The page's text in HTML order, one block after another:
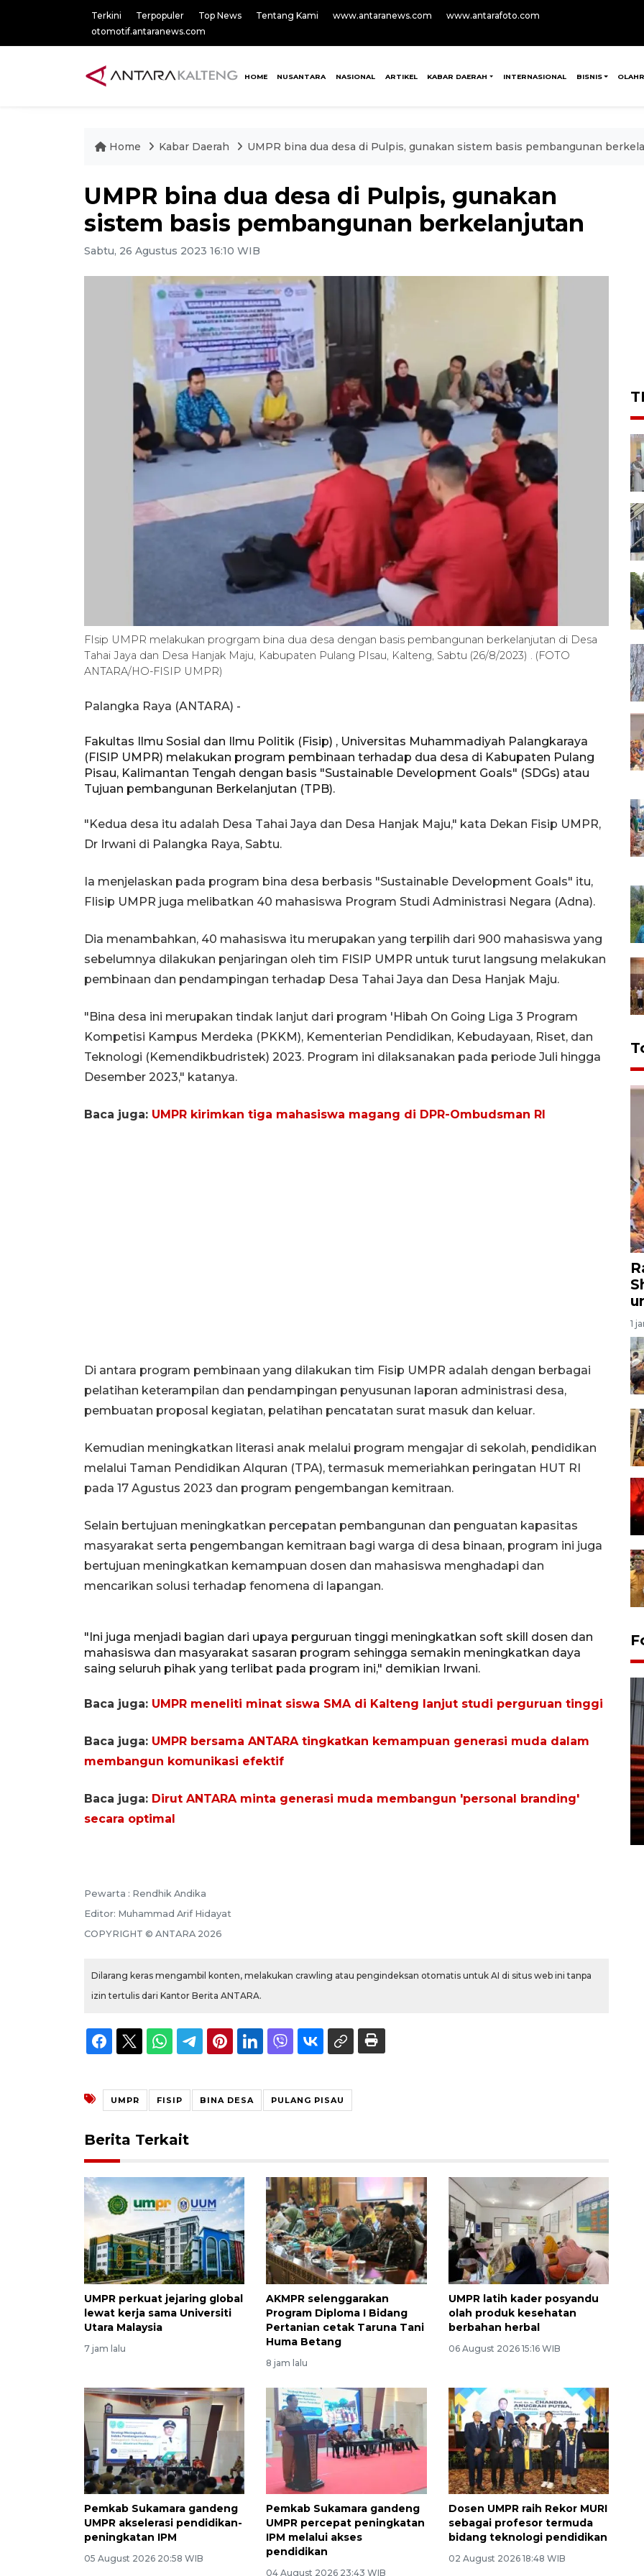
Terkini Terpopuler Top News Tentang Kami www.antaranews.com
www.antarafoto.com
otomotif.antaranews.com
HOME NUSANTARA NASIONAL ARTIKEL KABAR DAERAH INTERNASIONAL BISNIS
Home Kabar Daerah UMPR bina dua desa di Pulpis, gunakan sistem basis pembangunan
UMPR bina dua desa di Pulpis, gunakan
sistem basis pembangunan berkelanjutan
Sabtu, 26 Agustus 2023 16:10 WIB
FIsip UMPR melakukan progrgam bina dua desa dengan basis pembangunan berkelanjutan di Desa
Tahai Jaya dan Desa Hanjak Maju, Kabupaten Pulang PIsau, Kalteng, Sabtu (26/8/2023) . (FOTO
ANTARA/HO-FISIP UMPR)
Palangka Raya (ANTARA) -
Fakultas Ilmu Sosial dan Ilmu Politik (Fisip) , Universitas Muhammadiyah Palangkaraya
(FISIP UMPR) melakukan program pembinaan terhadap dua desa di Kabupaten Pulang
Pisau, Kalimantan Tengah dengan basis "Sustainable Development Goals" (SDGs) atau
Tujuan pembangunan Berkelanjutan (TPB).
"Kedua desa itu adalah Desa Tahai Jaya dan Desa Hanjak Maju," kata Dekan Fisip UMPR,
Dr Irwani di Palangka Raya, Sabtu.
Ia menjelaskan pada program bina desa berbasis "Sustainable Development Goals" itu,
FIisip UMPR juga melibatkan 40 mahasiswa Program Studi Administrasi Negara (Adna).
Dia menambahkan, 40 mahasiswa itu merupakan yang terpilih dari 900 mahasiswa yang
sebelumnya dilakukan penjaringan oleh tim FISIP UMPR untuk turut langsung melakukan
pembinaan dan pendampingan terhadap Desa Tahai Jaya dan Desa Hanjak Maju.
"Bina desa ini merupakan tindak lanjut dari program 'Hibah On Going Liga 3 Program
Kompetisi Kampus Merdeka (PKKM), Kementerian Pendidikan, Kebudayaan, Riset, dan
Teknologi (Kemendikbudristek) 2023. Program ini dilaksanakan pada periode Juli hingga
Desember 2023," katanya.
Baca juga: UMPR kirimkan tiga mahasiswa magang di DPR-Ombudsman RI
Di antara program pembinaan yang dilakukan tim Fisip UMPR adalah dengan berbagai
pelatihan keterampilan dan pendampingan penyusunan laporan administrasi desa,
pembuatan proposal kegiatan, pelatihan pencatatan surat masuk dan keluar.
Kemudian meningkatkan literasi anak melalui program mengajar di sekolah, pendidikan
melalui Taman Pendidikan Alquran (TPA), termasuk memeriahkan peringatan HUT RI
pada 17 Agustus 2023 dan program pengembangan kemitraan.
Selain bertujuan meningkatkan percepatan pembangunan dan penguatan kapasitas
masyarakat serta pengembangan kemitraan bagi warga di desa binaan, program ini juga
bertujuan meningkatkan kemampuan dosen dan mahasiswa menghadapi dan
mencarikan solusi terhadap fenomena di lapangan.
"Ini juga menjadi bagian dari upaya perguruan tinggi meningkatkan soft skill dosen dan
mahasiswa dan masyarakat sasaran program sehingga semakin meningkatkan daya
saing seluruh pihak yang terlibat pada program ini," demikian Irwani.
Baca juga: UMPR meneliti minat siswa SMA di Kalteng lanjut studi perguruan tinggi
Baca juga: UMPR bersama ANTARA tingkatkan kemampuan generasi muda dalam
membangun komunikasi efektif
Baca juga: Dirut ANTARA minta generasi muda membangun 'personal branding'
secara optimal
Pewarta : Rendhik Andika
Editor: Muhammad Arif Hidayat
COPYRIGHT © ANTARA 2026
Dilarang keras mengambil konten, melakukan crawling atau pengindeksan otomatis untuk AI di situs web ini tanpa
izin tertulis dari Kantor Berita ANTARA.
UMPR FISIP BINA DESA PULANG PISAU
Berita Terkait
UMPR perkuat jejaring global
lewat kerja sama Universiti
Utara Malaysia
7 jam lalu
AKMPR selenggarakan
Program Diploma I Bidang
Pertanian cetak Taruna Tani
Huma Betang
8 jam lalu
UMPR latih kader posyandu
olah produk kesehatan
berbahan herbal
06 August 2026 15:16 WIB
Pemkab Sukamara gandeng
UMPR akselerasi pendidikan-
peningkatan IPM
05 August 2026 20:58 WIB
Pemkab Sukamara gandeng
UMPR percepat peningkatan
IPM melalui akses
pendidikan
04 August 2026 23:43 WIB
Dosen UMPR raih Rekor MURI
sebagai profesor termuda
bidang teknologi pendidikan
02 August 2026 18:48 WIB
1
kemarau di Kalimantan
Tengah